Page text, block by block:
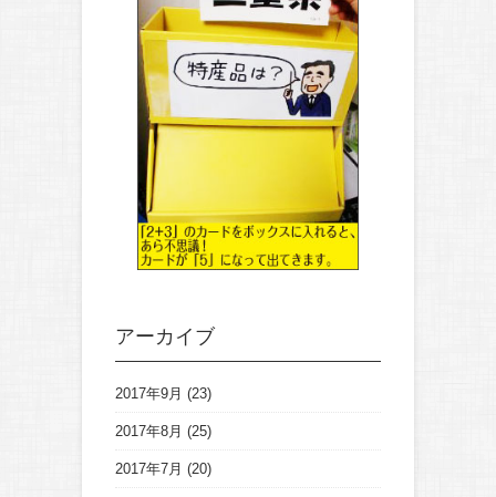
アーカイブ
2017年9月 (23)
2017年8月 (25)
2017年7月 (20)